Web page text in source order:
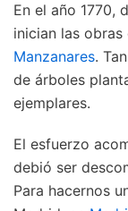
En el año 1770,
inician las
Manzanares.
de árboles
ejemplares.
El esfuerzo
debió ser
Para hacernos